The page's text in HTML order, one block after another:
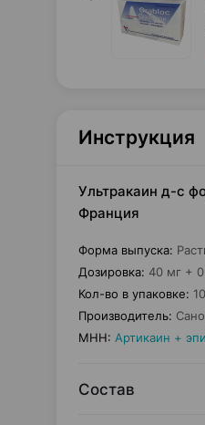
Инструкция
Ультракаин д-с
Франция
Форма выпуска:
Дозировка: 40 мг +
Кол-во в упаковке:
Производитель:
МНН: Артикаин +
Состав